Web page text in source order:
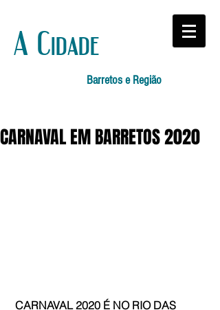
A Cidade
Barretos e Região
CARNAVAL EM BARRETOS 2020